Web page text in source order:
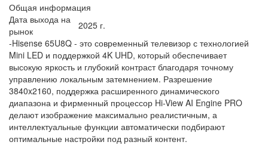
Общая информация
Дата выхода на
рынок
2025 г.
-Hisense 65U8Q - это современный телевизор с технологией
Mini LED и поддержкой 4K UHD, который обеспечивает
высокую яркость и глубокий контраст благодаря точному
управлению локальным затемнением. Разрешение
3840x2160, поддержка расширенного динамического
диапазона и фирменный процессор Hi-View AI Engine PRO
делают изображение максимально реалистичным, а
интеллектуальные функции автоматически подбирают
оптимальные настройки под разный контент.